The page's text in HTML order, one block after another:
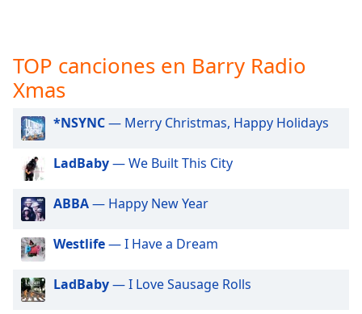
dialog
subtitles
off,
selected
Track
Picture-
in-
Picture
Fullscreen
This
TOP canciones en Barry Radio
Xmas
*NSYNC— Merry Christmas, Happy Holidays
LadBaby— We Built This City
ABBA— Happy New Year
Westlife— I Have a Dream
LadBaby— I Love Sausage Rolls